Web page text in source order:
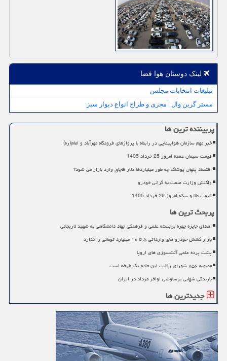
لینک دوستان هوا فضا
تبلیغات انتخابات مجلس
مستر گرین وال | مجری و طراح انواع دیوار سبز
پربیننده ترین ها
خبر مهم سازمان هواپیمایی در رابطه با پروازهای فرودگاه مهرآباد و امام(ره)
قیمت سیمان عمده امروز 25 خرداد 1405
اقتصاد پنهان پوشاک چه طور میلیاردها دلار قاچاق وارد بازار می شود؟
واکنش وزارت صمت به گرانی خودرو
قیمت طلا و سکه امروز 29 خرداد 1405
پربحث ترین ها
اهدای جایزه چهره برجسته علمی و فرهنگی جهاد دانشگاهی به شهید لاریجانی
بازار کشش خودرو های وارداتی ۵ تا ۱۰ میلیارد تومانی را ندارد
پشت پرده علمی آتشسوزی های اروپا
مصوبه ۸۵۶ شورای رقابت این جاده یک طرفه است
بارندگی شهابی برساوشی اواخر مرداد در ایران
جدیدترین ها